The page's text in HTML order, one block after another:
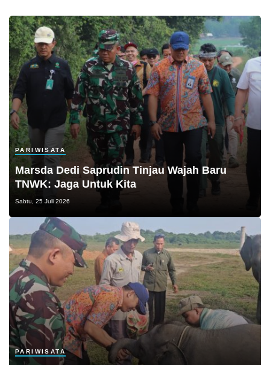
PARIWISATA
Marsda Dedi Saprudin Tinjau Wajah Baru
TNWK: Jaga Untuk Kita
Sabtu, 25 Juli 2026
PARIWISATA